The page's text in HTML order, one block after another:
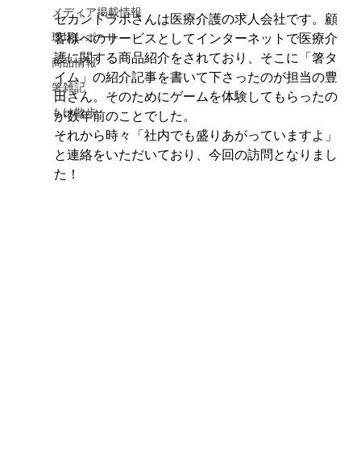
メディア掲載情報
現場レポート
商品情報
箸雑記
もけ散歩
セカンドラボさんは医療介護の求人会社です。顧
客様へのサービスとしてインターネットで医療介
護に関する商品紹介をされており、そこに「箸タ
イム」の紹介記事を書いて下さったのが担当の豊
田さん。そのためにゲームを体験してもらったの
が数年前のことでした。
それから時々「社内でも盛りあがっていますよ」
と連絡をいただいており、今回の訪問となりまし
た！